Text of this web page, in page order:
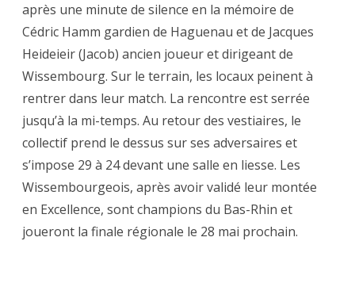
après une minute de silence en la mémoire de
Cédric Hamm gardien de Haguenau et de Jacques
Heideieir (Jacob) ancien joueur et dirigeant de
Wissembourg. Sur le terrain, les locaux peinent à
rentrer dans leur match. La rencontre est serrée
jusqu’à la mi-temps. Au retour des vestiaires, le
collectif prend le dessus sur ses adversaires et
s’impose 29 à 24 devant une salle en liesse. Les
Wissembourgeois, après avoir validé leur montée
en Excellence, sont champions du Bas-Rhin et
joueront la finale régionale le 28 mai prochain.